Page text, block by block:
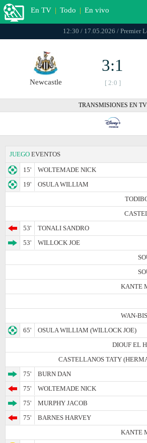
En TV | Todo | En vivo
12:30 / 17.05.2026 / Premier
Newcastle
3:1
[ 2:0 ]
TRANSMISIONES EN TV
JUEGO EVENTOS
15'
WOLTEMADE NICK
19'
OSULA WILLIAM
53'
TONALI SANDRO
53'
WILLOCK JOE
KANTE
WAN-
65'
OSULA WILLIAM (WILLOCK JOE)
DIOUF EL
CASTELLANOS TATY
75'
BURN DAN
75'
WOLTEMADE NICK
75'
MURPHY JACOB
75'
BARNES HARVEY
KANTE